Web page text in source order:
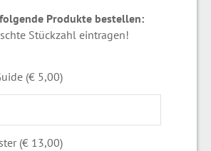
Produkte bestellen:
Stückzahl eintragen!
(€ 5,00)
(€ 13,00)